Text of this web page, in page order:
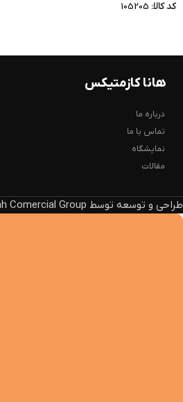
کد کالا: 105205
هانا کازمتیکس
درباره ما
تماس با ما
نمایشگاه
مقالات
طراحی و توسعه توسط Hannah Comercial Group . استفاده از مطالب بدون ذکر منبع، پیگرد قانونی دارد.